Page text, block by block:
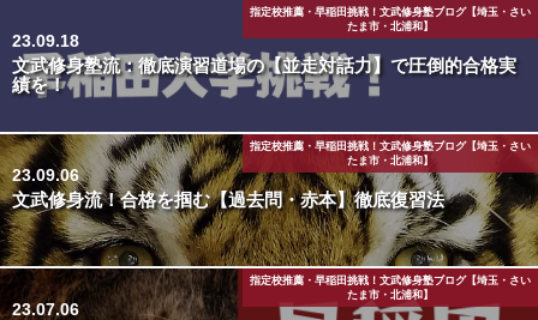
指定校推薦・早稲田挑戦！文武修身塾ブログ【埼玉・さい
たま市・北浦和】
23.09.18
文武修身塾流：徹底演習道場の【並走対話力】で圧倒的合格実
績を！
指定校推薦・早稲田挑戦！文武修身塾ブログ【埼玉・さい
たま市・北浦和】
23.09.06
文武修身流！合格を掴む【過去問・赤本】徹底復習法
指定校推薦・早稲田挑戦！文武修身塾ブログ【埼玉・さい
たま市・北浦和】
23.07.06